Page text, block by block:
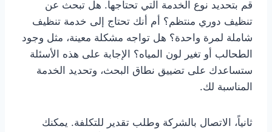
قم بتحديد نوع الخدمة التي تحتاجها. هل تبحث عن
تنظيف دوري منتظم؟ أم أنك تحتاج إلى خدمة تنظيف
شاملة لمرة واحدة؟ هل تواجه مشكلة معينة، مثل وجود
الطحالب أو تغير لون المياه؟ الإجابة على هذه الأسئلة
ستساعدك على تضييق نطاق البحث، وتحديد الخدمة
المناسبة لك.
ثانياً، الاتصال بالشركة وطلب تقدير للتكلفة. يمكنك